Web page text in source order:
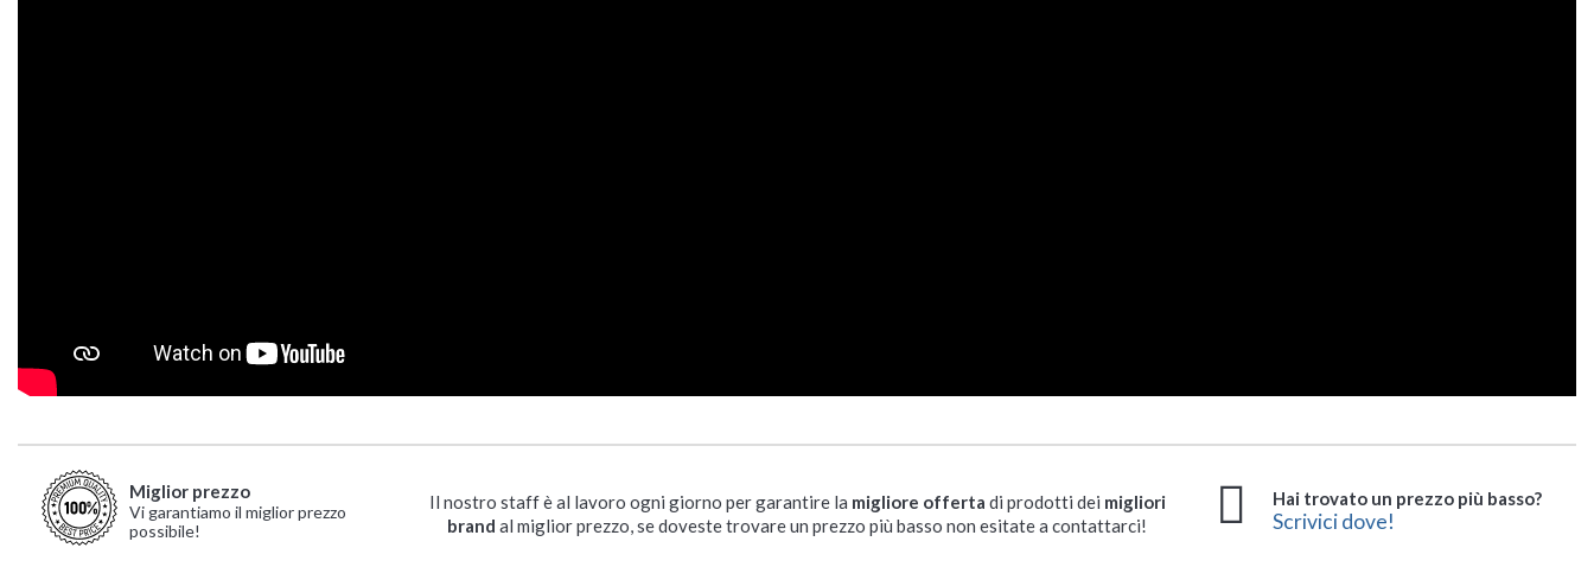
Miglior prezzo
Vi garantiamo il miglior prezzo
possibile!
Il nostro staff è al lavoro ogni giorno per garantire la migliore offerta di prodotti dei migliori
brand al miglior prezzo, se doveste trovare un prezzo più basso non esitate a contattarci!
Hai trovato un prezzo più basso?
Scrivici dove!